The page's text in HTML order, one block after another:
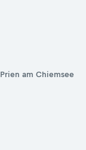
am Chiemsee